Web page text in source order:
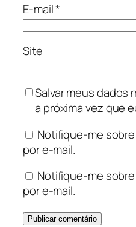
E-mail*
Site
Salvar meus dados
a próxima vez que
Notifique-me
por e-mail.
Notifique-me
por e-mail.